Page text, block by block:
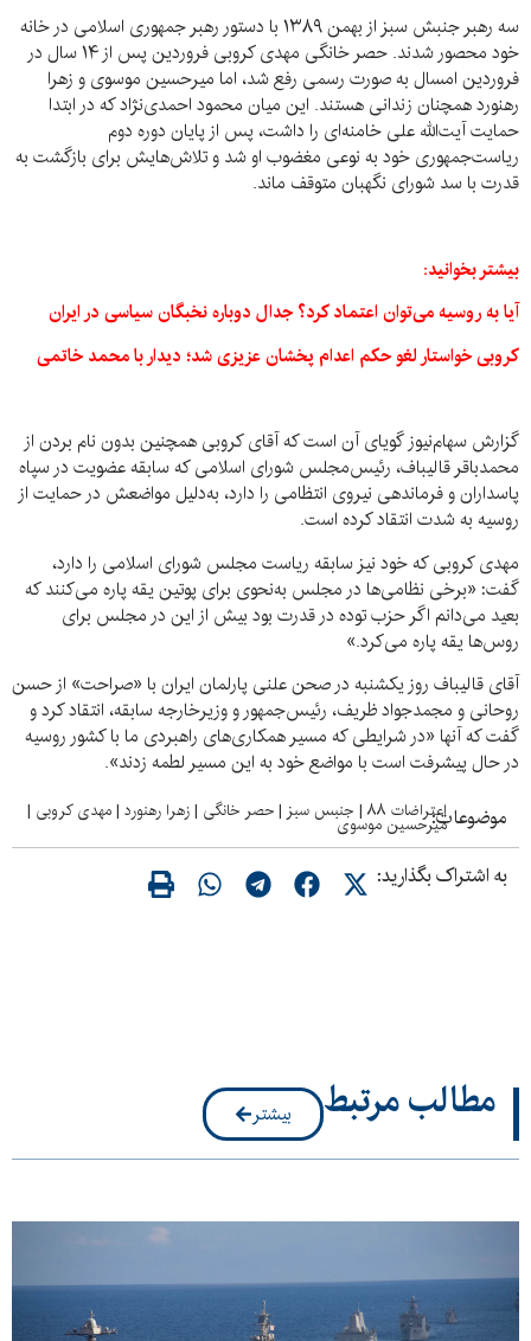
سه رهبر جنبش سبز از بهمن ۱۳۸۹ با دستور رهبر جمهوری اسلامی در خانه
خود محصور شدند. حصر خانگی مهدی کروبی فروردین پس از ۱۴ سال در
فروردین امسال به صورت رسمی رفع شد، اما میرحسین موسوی و زهرا
رهنورد همچنان زندانی هستند. این میان محمود احمدی‌نژاد که در ابتدا
حمایت آیت‌الله علی خامنه‌ای را داشت، پس از پایان دوره دوم
ریاست‌جمهوری خود به نوعی مغضوب او شد و تلاش‌هایش برای بازگشت به
قدرت با سد شورای نگهبان متوقف ماند.
بیشتر بخوانید:
آیا به روسیه می‌توان اعتماد کرد؟ جدال دوباره نخبگان سیاسی در ایران
کروبی خواستار لغو حکم اعدام پخشان عزیزی شد؛ دیدار با محمد خاتمی
گزارش سهام‌نیوز گویای آن است که آقای کروبی همچنین بدون نام بردن از
محمدباقر قالیباف، رئیس‌مجلس شورای اسلامی که سابقه عضویت در سپاه
پاسداران و فرماندهی نیروی انتظامی را دارد، به‌دلیل مواضعش در حمایت از
روسیه به شدت انتقاد کرده است.
مهدی کروبی که خود نیز سابقه ریاست مجلس شورای اسلامی را دارد،
گفت: «برخی نظامی‌ها در مجلس به‌نحوی برای پوتین یقه پاره می‌کنند که
بعید می‌دانم اگر حزب توده در قدرت بود بیش از این در مجلس برای
روس‌ها یقه پاره می‌کرد.»
آقای قالیباف روز یکشنبه در صحن علنی پارلمان ایران با «صراحت» از حسن
روحانی و مجمدجواد ظریف، رئیس‌جمهور و وزیرخارجه سابقه، انتقاد کرد و
گفت که آنها «در شرایطی که مسیر همکاری‌های راهبردی ما با کشور روسیه
در حال پیشرفت است با مواضع خود به این مسیر لطمه زدند».
موضوعات:اعتراضات ۸۸ | جنبس سبز |حصر خانگی |زهرا رهنورد|مهدی کروبی |
میرحسین موسوی
به اشتراک بگذارید:
مطالب مرتبط بیشتر